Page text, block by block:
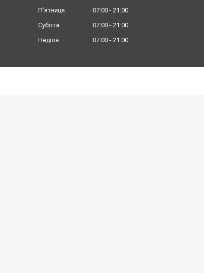
Пʼятниця
07:00
21:00
Субота
07:00
21:00
Неділя
07:00 21:00